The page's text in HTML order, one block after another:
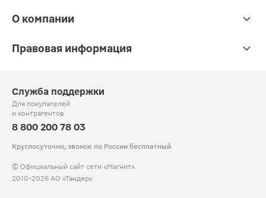
О компании
Правовая информация
Служба поддержки
Для покупателей
и контрагентов
8 800 200 78 03
Круглосуточно, звонок по России бесплатный
© Официальный сайт сети «Магнит».
2010-2026 АО «Тандер»